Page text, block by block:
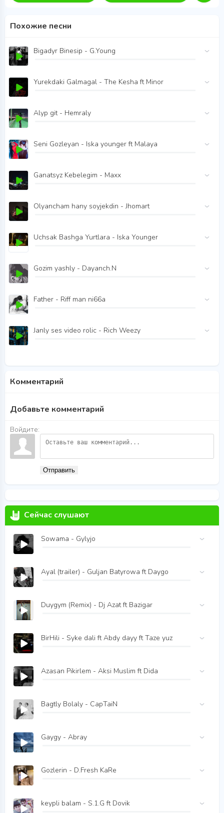
Похожие песни
Bigadyr Binesip - G.Young
Yurekdaki Galmagal - The Kesha ft Minor
Alyp git - Hemraly
Seni Gozleyan - Iska younger ft Malaya
Ganatsyz Kebelegim - Maxx
Olyancham hany soyjekdin - Jhomart
Uchsak Bashga Yurtlara - Iska Younger
Gozim yashly - Dayanch.N
Father - Riff man ni66a
Janly ses video rolic - Rich Weezy
Комментарий
Добавьте комментарий
Войдите:
Отправить
Сейчас слушают
Sowama - Gylyjo
Ayal (trailer) - Guljan Batyrowa ft Daygo
Duygym (Remix) - Dj Azat ft Bazigar
BirHili - Syke dali ft Abdy dayy ft Taze yuz
Azasan Pikirlem - Aksi Muslim ft Dida
Bagtly Bolaly - CapTaiN
Gaygy - Abray
Gozlerin - D.Fresh KaRe
keypli balam - S.1.G ft Dovik